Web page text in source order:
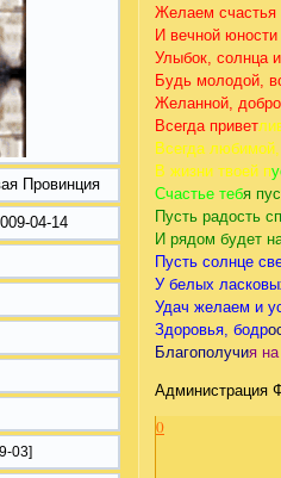
Провинция
04-14
03]
Желаем счастья
И вечной юности
Улыбок, солнца
Будь молодой,
Желанной,
Всегда привет
Всегда любимой,
В жизни твоей п
Счастье тебя
Пусть радость
И рядом будет
Пусть солнце
У белых
Удач желаем и
Здоровья, бодр
Благополучия
Администрация
0